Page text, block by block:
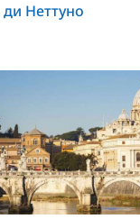
Неттуно